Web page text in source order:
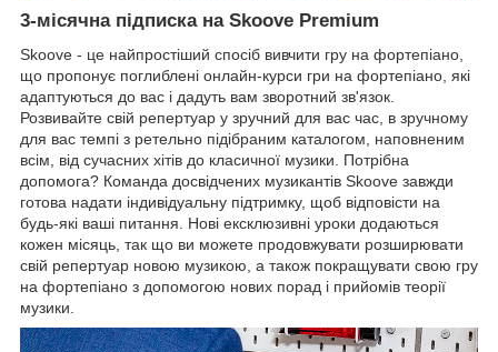
3-місячна підписка на Skoove Premium
Skoove - це найпростіший спосіб вивчити гру на фортепіано,
що пропонує поглиблені онлайн-курси гри на фортепіано, які
адаптуються до вас і дадуть вам зворотний зв'язок.
Розвивайте свій репертуар у зручний для вас час, в зручному
для вас темпі з ретельно підібраним каталогом, наповненим
всім, від сучасних хітів до класичної музики. Потрібна
допомога? Команда досвідчених музикантів Skoove завжди
готова надати індивідуальну підтримку, щоб відповісти на
будь-які ваші питання. Нові ексклюзивні уроки додаються
кожен місяць, так що ви можете продовжувати розширювати
свій репертуар новою музикою, а також покращувати свою гру
на фортепіано з допомогою нових порад і прийомів теорії
музики.